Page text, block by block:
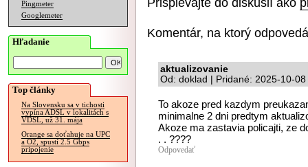
Pingmeter
Googlemeter
Hľadanie
Top články
Na Slovensku sa v tichosti
vypína ADSL v lokalitách s
VDSL, už 31. mája
Orange sa doťahuje na UPC
a O2, spustí 2.5 Gbps
pripojenie
Komentár, na ktorý
aktualizovanie
Od: doklad | Pridané: 2025-10-
To akoze pred kazdym
minimalne 2 dni predtym
Akoze ma zastavia policajti, ze
. . ????
Odpovedať